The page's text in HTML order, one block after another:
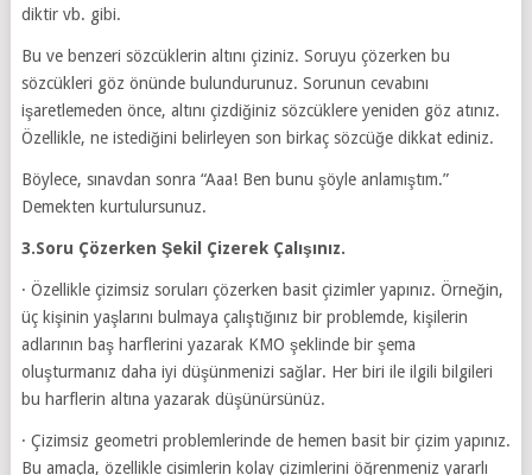
diktir vb. gibi.
Bu ve benzeri sözcüklerin altını çiziniz. Soruyu çözerken bu
sözcükleri göz önünde bulundurunuz. Sorunun cevabını
işaretlemeden önce, altını çizdiğiniz sözcüklere yeniden göz atınız.
Özellikle, ne istediğini belirleyen son birkaç sözcüğe dikkat ediniz.
Böylece, sınavdan sonra “Aaa! Ben bunu şöyle anlamıştım.”
Demekten kurtulursunuz.
3.Soru Çözerken Şekil Çizerek Çalışınız.
· Özellikle çizimsiz soruları çözerken basit çizimler yapınız. Örneğin,
üç kişinin yaşlarını bulmaya çalıştığınız bir problemde, kişilerin
adlarının baş harflerini yazarak KMO şeklinde bir şema
oluşturmanız daha iyi düşünmenizi sağlar. Her biri ile ilgili bilgileri
bu harflerin altına yazarak düşünürsünüz.
· Çizimsiz geometri problemlerinde de hemen basit bir çizim yapınız.
Bu amaçla, özellikle cisimlerin kolay çizimlerini öğrenmeniz yararlı